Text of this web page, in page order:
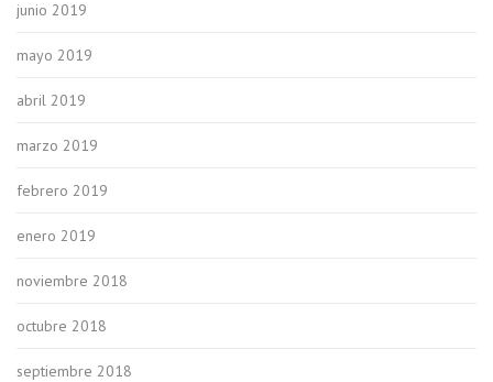
junio 2019
mayo 2019
abril 2019
marzo 2019
febrero 2019
enero 2019
noviembre 2018
octubre 2018
septiembre 2018